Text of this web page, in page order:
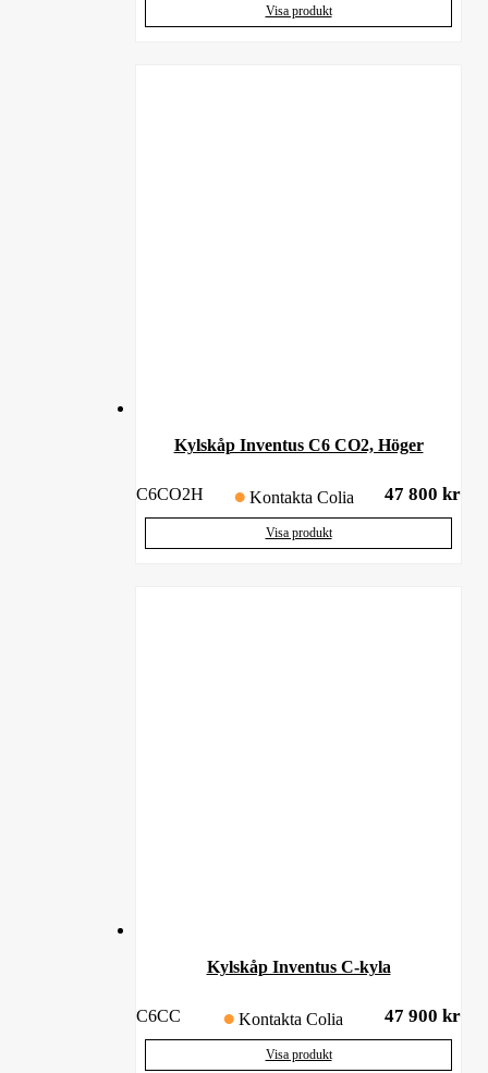
Visa produkt
Kylskåp Inventus C6 CO2, Höger
C6CO2H Kontakta Colia 47 800 kr
Visa produkt
Kylskåp Inventus C-kyla
C6CC Kontakta Colia 47 900 kr
Visa produkt